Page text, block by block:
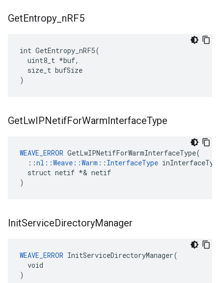
GetEntropy nRF5
int GetEntropy_nRF5(
  uint8_t *buf,
  size_t bufSize
)
GetLwIPNetifForWarmInterfaceType
WEAVE_ERROR GetLwIPNetifForWarmInterfaceType(
  ::
nl::Weave::Warm::InterfaceType
  struct netif *& netif
)
InitServiceDirectoryManager
WEAVE_ERROR InitServiceDirectoryManager(
  void
)